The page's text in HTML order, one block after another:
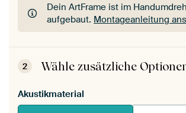
Dein ArtFrame ist im
aufgebaut. Montageanleitung
Dein ArtFrame ist im
aufgebaut.Montageanleitung
2 Wähle zusätzliche
Akustikmaterial